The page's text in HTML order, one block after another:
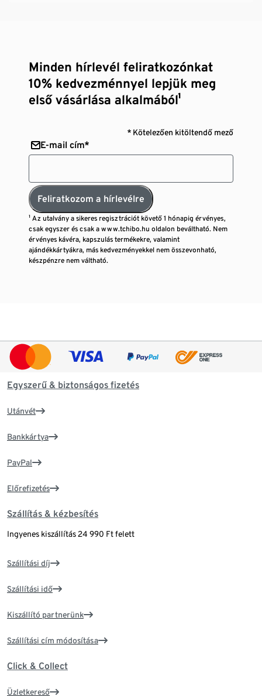
Minden hírlevél feliratkozónkat
10% kedvezménnyel lepjük meg
első vásárlása alkalmából¹
* Kötelezően kitöltendő mező
E-mail cím*
Feliratkozom a hírlevélre
¹ Az utalvány a sikeres regisztrációt követő 1 hónapig érvényes,
csak egyszer és csak a www.tchibo.hu oldalon beváltható. Nem
érvényes kávéra, kapszulás termékekre, valamint
ajándékkártyákra, más kedvezményekkel nem összevonható,
készpénzre nem váltható.
Egyszerű & biztonságos fizetés
Utánvét
Bankkártya
PayPal
Előrefizetés
Szállítás & kézbesítés
Ingyenes kiszállítás 24 990 Ft felett
Szállítási díj
Szállítási idő
Kiszállító partnerünk
Szállítási cím módosítása
Click & Collect
Üzletkereső